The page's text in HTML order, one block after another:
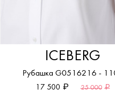
ICEBERG
Рубашка G0516216 -
17 500
25 000